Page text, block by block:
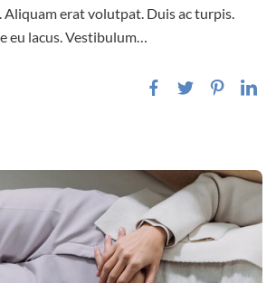
erat volutpat. Duis ac turpis.
lacus. Vestibulum…